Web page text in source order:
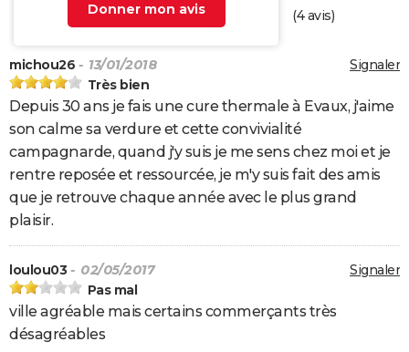
Donner mon avis
(4avis)
Signaler
michou26 - 13/01/2018
Très bien
Depuis 30 ans je fais une cure thermale à Evaux, j'aime
son calme sa verdure et cette convivialité
campagnarde, quand j'y suis je me sens chez moi et je
rentre reposée et ressourcée, je m'y suis fait des amis
que je retrouve chaque année avec le plus grand
plaisir.
Signaler
loulou03 - 02/05/2017
Pas mal
ville agréable mais certains commerçants très
désagréables